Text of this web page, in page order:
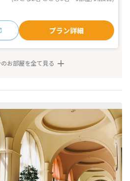
プラン詳細
お部屋を全て見る